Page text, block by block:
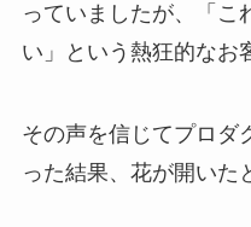
っていましたが、「こ
い」という熱狂的なお
その声を信じてプロダ
った結果、花が開いた